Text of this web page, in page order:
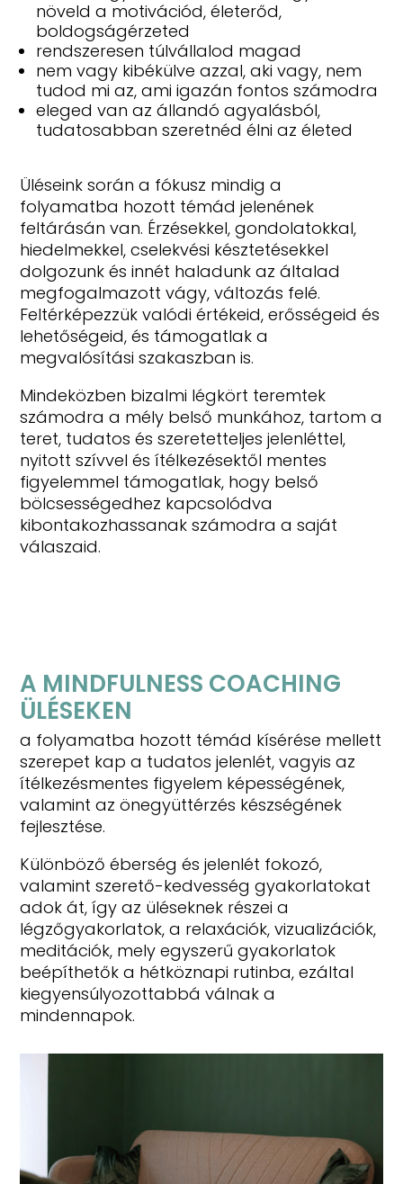
növeld a motivációd, életerőd,
boldogságérzeted
rendszeresen túlvállalod magad
nem vagy kibékülve azzal, aki vagy, nem
tudod mi az, ami igazán fontos számodra
eleged van az állandó agyalásból,
tudatosabban szeretnéd élni az életed
Üléseink során a fókusz mindig a
folyamatba hozott témád jelenének
feltárásán van. Érzésekkel, gondolatokkal,
hiedelmekkel, cselekvési késztetésekkel
dolgozunk és innét haladunk az általad
megfogalmazott vágy, változás felé.
Feltérképezzük valódi értékeid, erősségeid és
lehetőségeid, és támogatlak a
megvalósítási szakaszban is.
Mindeközben bizalmi légkört teremtek
számodra a mély belső munkához, tartom a
teret, tudatos és szeretetteljes jelenléttel,
nyitott szívvel és ítélkezésektől mentes
figyelemmel támogatlak, hogy belső
bölcsességedhez kapcsolódva
kibontakozhassanak számodra a saját
válaszaid.
A MINDFULNESS COACHING
ÜLÉSEKEN
a folyamatba hozott témád kísérése mellett
szerepet kap a tudatos jelenlét, vagyis az
ítélkezésmentes figyelem képességének,
valamint az önegyüttérzés készségének
fejlesztése.
Különböző éberség és jelenlét fokozó,
valamint szerető-kedvesség gyakorlatokat
adok át, így az üléseknek részei a
légzőgyakorlatok, a relaxációk, vizualizációk,
meditációk, mely egyszerű gyakorlatok
beépíthetők a hétköznapi rutinba, ezáltal
kiegyensúlyozottabbá válnak a
mindennapok.